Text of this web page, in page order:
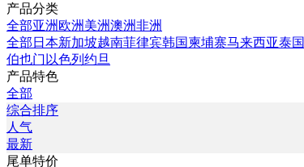
产品分类
全部亚洲 欧洲 美洲澳洲非洲
全部 日本新加坡越南菲律宾韩国柬埔寨马来西亚泰国
伯也门 以色列 约旦
产品特色
全部
综合排序
人气
最新
尾单特价